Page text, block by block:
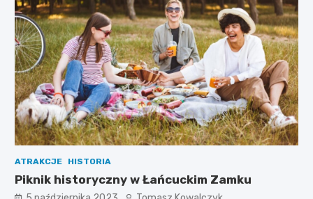
ATRAKCJE HISTORIA
Piknik historyczny w Łańcuckim Zamku